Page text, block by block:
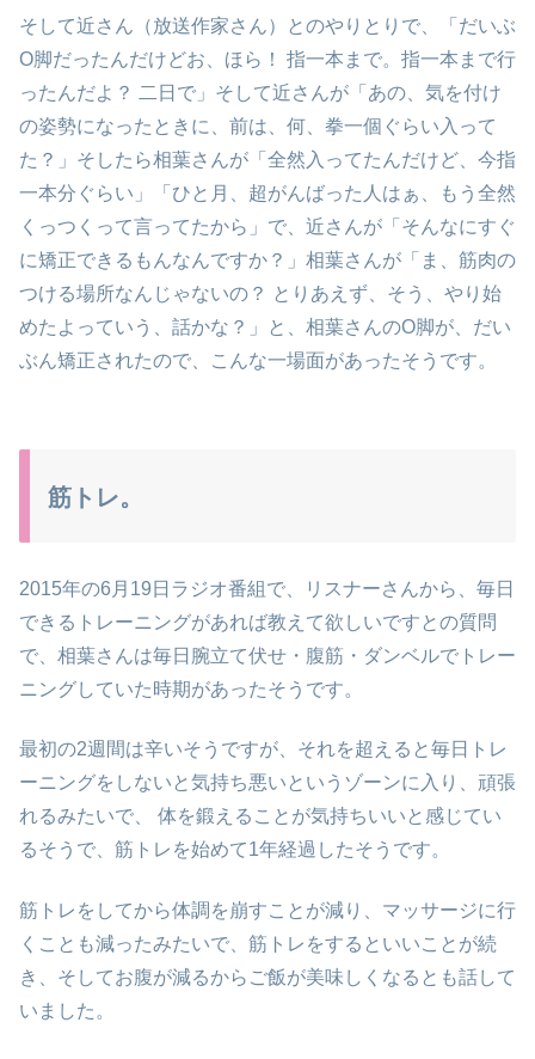
そして近さん（放送作家さん）とのやりとりで、「だいぶ
O脚だったんだけどお、ほら！ 指一本まで。指一本まで行
ったんだよ？ 二日で」そして近さんが「あの、気を付け
の姿勢になったときに、前は、何、拳一個ぐらい入って
た？」そしたら相葉さんが「全然入ってたんだけど、今指
一本分ぐらい」「ひと月、超がんばった人はぁ、もう全然
くっつくって言ってたから」で、近さんが「そんなにすぐ
に矯正できるもんなんですか？」相葉さんが「ま、筋肉の
つける場所なんじゃないの？ とりあえず、そう、やり始
めたよっていう、話かな？」と、相葉さんのO脚が、だい
ぶん矯正されたので、こんな一場面があったそうです。
筋トレ。
2015年の6月19日ラジオ番組で、リスナーさんから、毎日
できるトレーニングがあれば教えて欲しいですとの質問
で、相葉さんは毎日腕立て伏せ・腹筋・ダンベルでトレー
ニングしていた時期があったそうです。
最初の2週間は辛いそうですが、それを超えると毎日トレ
ーニングをしないと気持ち悪いというゾーンに入り、頑張
れるみたいで、 体を鍛えることが気持ちいいと感じてい
るそうで、筋トレを始めて1年経過したそうです。
筋トレをしてから体調を崩すことが減り、マッサージに行
くことも減ったみたいで、筋トレをするといいことが続
き、そしてお腹が減るからご飯が美味しくなるとも話して
いました。